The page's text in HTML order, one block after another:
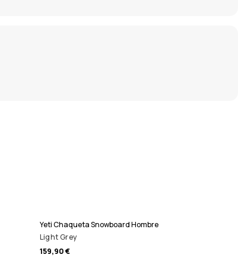
Yeti Chaqueta Snowboard Hombre
Light Grey
159,90 €